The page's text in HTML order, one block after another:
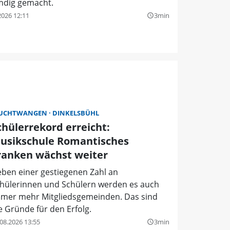
gemacht.
12:11 query_builder3min
DINKELSBÜHL
erreicht:
Romantisches
wächst weiter
einer gestiegenen Zahl an
und Schülern werden es auch
mehr Mitgliedsgemeinden. Das sind
Gründe für den Erfolg.
13:55 query_builder3min